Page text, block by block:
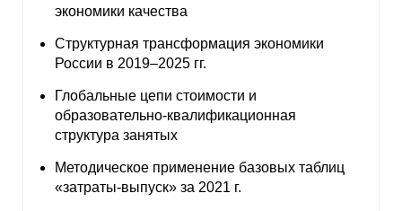
экономики качества
Структурная трансформация экономики
России в 2019–2025 гг.
Глобальные цепи стоимости и
образовательно-квалификационная
структура занятых
Методическое применение базовых таблиц
«затраты-выпуск» за 2021 г.